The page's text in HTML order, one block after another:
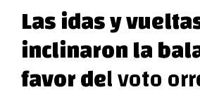
Las idas y
inclinaron la
favor del voto